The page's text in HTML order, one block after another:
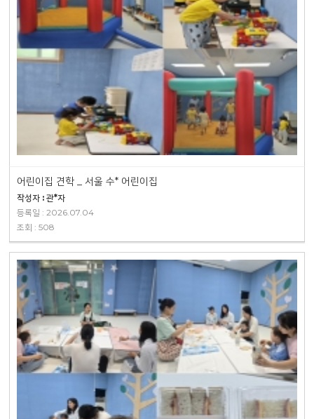
어린이집 견학 _ 서울 수* 어린이집
작성자 : 관*자
등록일 : 2026.07.04
조회 : 508